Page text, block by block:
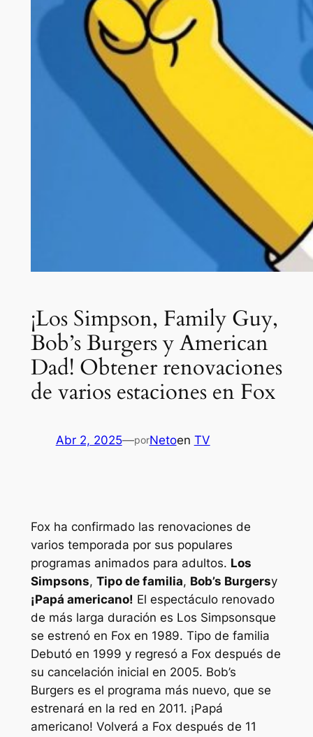
¡Los Simpson, Family Guy,
Bob’s Burgers y American
Dad! Obtener renovaciones
de varios estaciones en Fox
Abr 2, 2025—porNetoen TV
Fox ha confirmado las renovaciones de
varios temporada por sus populares
programas animados para adultos. Los
Simpsons, Tipo de familia, Bob’s Burgersy
¡Papá americano! El espectáculo renovado
de más larga duración es Los Simpsonsque
se estrenó en Fox en 1989. Tipo de familia
Debutó en 1999 y regresó a Fox después de
su cancelación inicial en 2005. Bob’s
Burgers es el programa más nuevo, que se
estrenará en la red en 2011. ¡Papá
americano! Volverá a Fox después de 11